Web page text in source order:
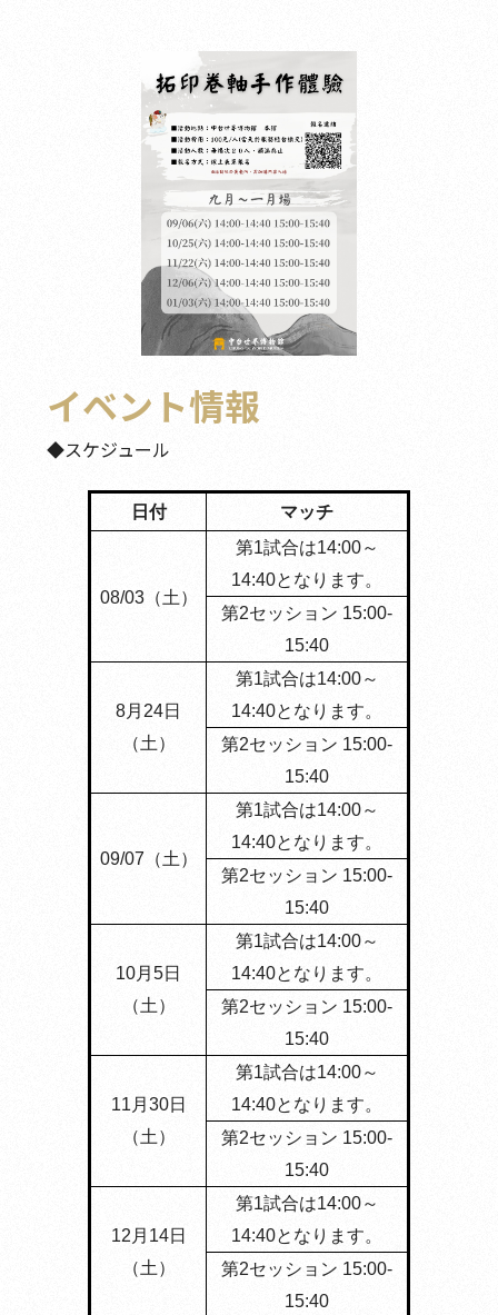
イベント情報
◆スケジュール
日付 マッチ
08/03（土）
第1試合は14:00～
14:40となります。
第2セッション 15:00-
15:40
8月24日
（土）
第1試合は14:00～
14:40となります。
第2セッション 15:00-
15:40
09/07（土）
第1試合は14:00～
14:40となります。
第2セッション 15:00-
15:40
10月5日
（土）
第1試合は14:00～
14:40となります。
第2セッション 15:00-
15:40
11月30日
（土）
第1試合は14:00～
14:40となります。
第2セッション 15:00-
15:40
12月14日
（土）
第1試合は14:00～
14:40となります。
第2セッション 15:00-
15:40